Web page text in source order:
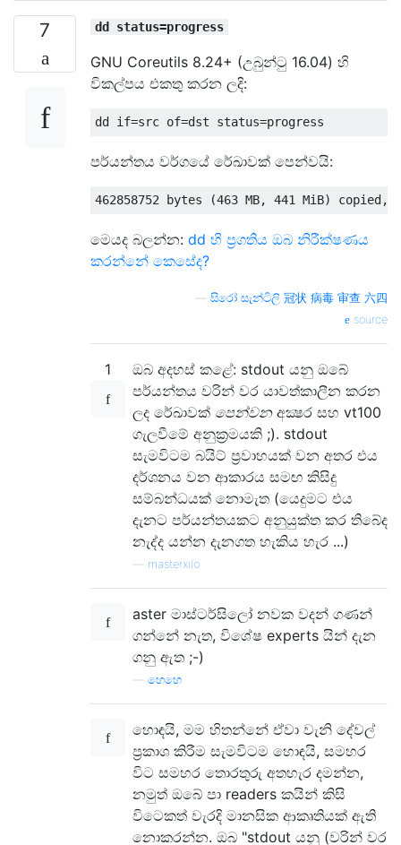
7 dd status=progress
GNU Coreutils 8.24+ (උබුන්ටු 16.04) හි
විකල්පය එකතු කරන ලදි:
පර්යන්තය වර්ගයේ රේඛාවක් පෙන්වයි:
මෙයද බලන්න: dd හි ප්‍රගතිය ඔබ නිරීක්ෂණය
කරන්නේ කෙසේද?
සිරෝ සැන්ටිලි 冠状 病毒 审查 六四
source
1
ඔබ අදහස් කළේ: stdout යනු ඔබේ
පර්යන්තය වරින් වර යාවත්කාලීන කරන
ලද රේඛාවක් පෙන්වනඅක්‍ෂර සහ vt100
ගැලවීමේ අනුක්‍රමයකි ;). stdout
සැමවිටම බයිට් ප්‍රවාහයක් වන අතර එය
දර්ශනය වන ආකාරය සමඟ කිසිදු
සම්බන්ධයක් නොමැත (යෙදුමට එය
දැනට පර්යන්තයකට අනුයුක්ත කර තිබේද
නැද්ද යන්න දැනගත හැකිය හැර ...)
masterxilo
aster මාස්ටර්සිලෝ නවක වදන් ගණන්
ගන්නේ නැත, විශේෂ experts යින් දැන
ගනු ඇත ;-)
හෙහෙ
හොඳයි, මම හිතන්නේ ඒවා වැනි දේවල්
ප්‍රකාශ කිරීම සැමවිටම හොඳයි, සමහර
විට සමහර තොරතුරු අතහැර දමන්න,
නමුත් ඔබේ පා readers කයින් කිසි
විටෙකත් වැරදි මානසික ආකෘතියක් ඇති
නොකරන්න. ඔබ "stdout යනු (වරින් වර